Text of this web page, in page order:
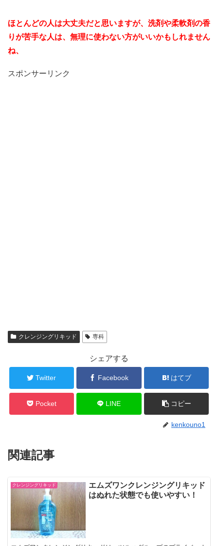
ほとんどの人は大丈夫だと思いますが、洗剤や柔軟剤の香
りが苦手な人は、無理に使わない方がいいかもしれません
ね、
スポンサーリンク
クレンジングリキッド 専科
シェアする
Twitter Facebook はてブ
Pocket LINE コピー
kenkouno1
関連記事
クレンジングリキッド
エムズワンクレンジングリキッド
はぬれた状態でも使いやすい！